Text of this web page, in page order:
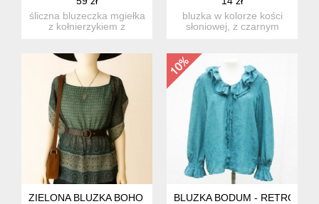
śliczna bluzeczka mgiełka
z kołnierzykiem z
bluzka w kolorze kości
słoniowej, z czarnym
ZIELONA BLUZKA BOHO WE WZORY MGIEŁKA HIPPIE
BLUZKA BODUM - RETRO